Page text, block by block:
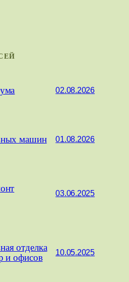
02.08.2026
машин 01.08.2026
03.06.2025
отделка
и офисов
10.05.2025